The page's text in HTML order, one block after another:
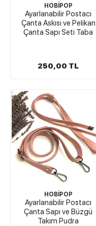
HOBİPOP
Ayarlanabilir Postacı
Çanta Askısı ve Pelikan
Çanta Sapı Seti Taba
250,00 TL
HOBİPOP
Ayarlanabilir Postacı
Çanta Sapı ve Büzgü
Takım Pudra